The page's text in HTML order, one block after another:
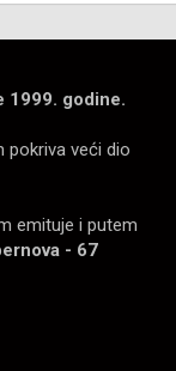
1999. godine.
pokriva veći dio
emituje i putem
- 67